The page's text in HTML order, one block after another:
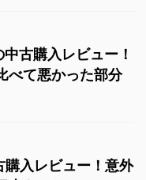
古購入レビュー！
べて悪かった部分
入レビュー！意外